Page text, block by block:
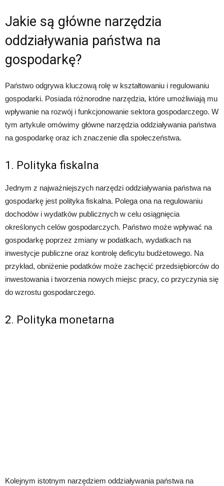
Jakie są główne narzędzia
oddziaływania państwa na
gospodarkę?
Państwo odgrywa kluczową rolę w kształtowaniu i regulowaniu
gospodarki. Posiada różnorodne narzędzia, które umożliwiają mu
wpływanie na rozwój i funkcjonowanie sektora gospodarczego. W
tym artykule omówimy główne narzędzia oddziaływania państwa
na gospodarkę oraz ich znaczenie dla społeczeństwa.
1. Polityka fiskalna
Jednym z najważniejszych narzędzi oddziaływania państwa na
gospodarkę jest polityka fiskalna. Polega ona na regulowaniu
dochodów i wydatków publicznych w celu osiągnięcia
określonych celów gospodarczych. Państwo może wpływać na
gospodarkę poprzez zmiany w podatkach, wydatkach na
inwestycje publiczne oraz kontrolę deficytu budżetowego. Na
przykład, obniżenie podatków może zachęcić przedsiębiorców do
inwestowania i tworzenia nowych miejsc pracy, co przyczynia się
do wzrostu gospodarczego.
2. Polityka monetarna
Kolejnym istotnym narzędziem oddziaływania państwa na